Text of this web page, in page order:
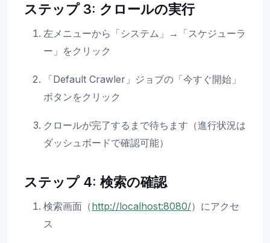
ステップ 3: クロールの実行
左メニューから「システム」→「スケジューラ
ー」をクリック
「Default Crawler」ジョブの「今すぐ開始」
ボタンをクリック
クロールが完了するまで待ちます（進行状況は
ダッシュボードで確認可能）
ステップ 4: 検索の確認
検索画面（http://localhost:8080/）にアクセ
ス